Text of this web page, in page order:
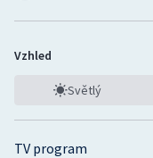
TV program
Vzhled
Světlý